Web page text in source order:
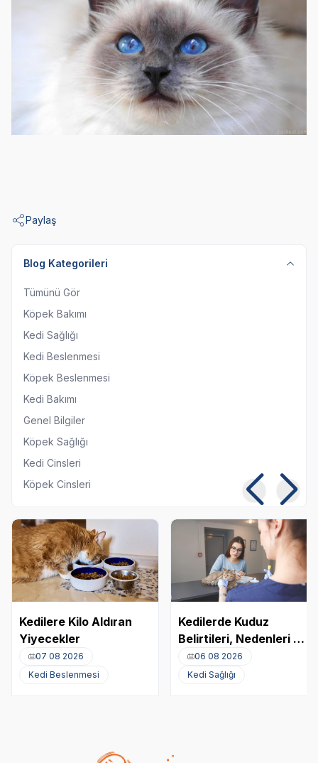
Paylaş
Blog Kategorileri
Tümünü Gör
Köpek Bakımı
Kedi Sağlığı
Kedi Beslenmesi
Köpek Beslenmesi
Kedi Bakımı
Genel Bilgiler
Köpek Sağlığı
Kedi Cinsleri
Köpek Cinsleri
Kedilere Kilo Aldıran
Yiyecekler
07 08 2026
Kedi Beslenmesi
Kedilerde Kuduz
Belirtileri, Nedenleri ve
Tedavi Yöntemleri
06 08 2026
Kedi Sağlığı